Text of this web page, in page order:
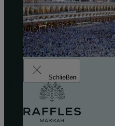
Schließen